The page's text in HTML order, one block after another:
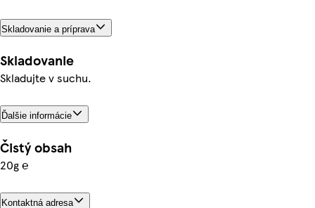
Skladovanie a príprava
Skladovanie
Skladujte v suchu.
Ďalšie informácie
Čistý obsah
20g ℮
Kontaktná adresa